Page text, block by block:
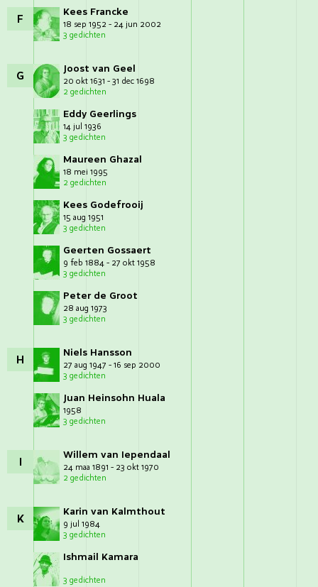
F Kees Francke
18 sep 1952 - 24 jun 2002
3 gedichten
G Joost van Geel
20 okt 1631 - 31 dec 1698
2 gedichten
Eddy Geerlings
14 jul 1936
3 gedichten
Maureen Ghazal
18 mei 1995
2 gedichten
Kees Godefrooij
15 aug 1951
3 gedichten
Geerten Gossaert
9 feb 1884 - 27 okt 1958
3 gedichten
Peter de Groot
28 aug 1973
3 gedichten
H Niels Hansson
27 aug 1947 - 16 sep 2000
3 gedichten
Juan Heinsohn Huala
1958
3 gedichten
I Willem van Iependaal
24 maa 1891 - 23 okt 1970
2 gedichten
K Karin van Kalmthout
9 jul 1984
3 gedichten
Ishmail Kamara
3 gedichten